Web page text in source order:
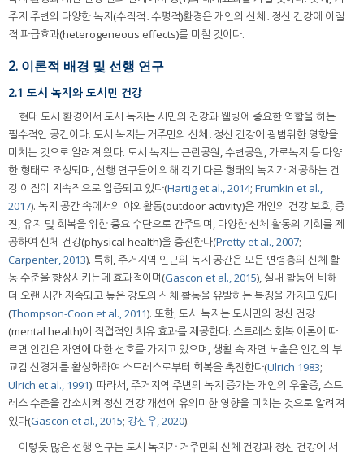
주지 주변의 다양한 녹지(수직적․수평적)환경은 개인의 신체․정신 건강에 이질
적 파급효과(heterogeneous effects)를 미칠 것이다.
2. 이론적 배경 및 선행 연구
2.1 도시 녹지와 도시민 건강
현대 도시 환경에서 도시 녹지는 시민의 건강과 웰빙에 중요한 역할을 하는
필수적인 공간이다. 도시 녹지는 거주민의 신체․정신 건강에 광범위한 영향을
미치는 것으로 알려져 왔다. 도시 녹지는 근린공원, 수변공원, 가로녹지 등 다양
한 형태로 조성되며, 선행 연구들에 의해 각기 다른 형태의 녹지가 제공하는 건
강 이점이 지속적으로 입증되고 있다(Hartig et al., 2014; Frumkin et al.,
2017). 녹지 공간 속에서의 야외활동(outdoor activity)은 개인의 건강 보호, 증
진, 유지 및 회복을 위한 중요 수단으로 간주되며, 다양한 신체 활동의 기회를 제
공하여 신체 건강(physical health)을 증진한다(Pretty et al., 2007;
Carpenter, 2013). 특히, 주거지역 인근의 녹지 공간은 모든 연령층의 신체 활
동 수준을 향상시키는데 효과적이며(Gascon et al., 2015), 실내 활동에 비해
더 오랜 시간 지속되고 높은 강도의 신체 활동을 유발하는 특징을 가지고 있다
(Thompson-Coon et al., 2011). 또한, 도시 녹지는 도시민의 정신 건강
(mental health)에 직접적인 치유 효과를 제공한다. 스트레스 회복 이론에 따
르면 인간은 자연에 대한 선호를 가지고 있으며, 생활 속 자연 노출은 인간의 부
교감 신경계를 활성화하여 스트레스로부터 회복을 촉진한다(Ulrich 1983;
Ulrich et al., 1991). 따라서, 주거지역 주변의 녹지 증가는 개인의 우울증, 스트
레스 수준을 감소시켜 정신 건강 개선에 유의미한 영향을 미치는 것으로 알려져
있다(Gascon et al., 2015; 강신우, 2020).
이렇듯 많은 선행 연구는 도시 녹지가 거주민의 신체 건강과 정신 건강에 서